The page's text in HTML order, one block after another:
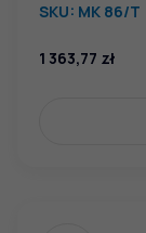
SKU: MK 86/T
1 363,77 zł